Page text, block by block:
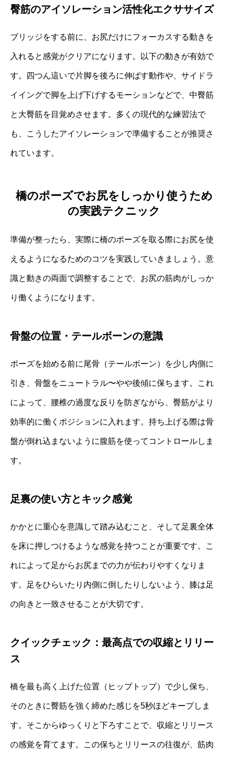
臀筋のアイソレーション活性化エクササイズ
ブリッジをする前に、お尻だけにフォーカスする動きを
入れると感覚がクリアになります。以下の動きが有効で
す。四つん這いで片脚を後ろに伸ばす動作や、サイドラ
イイングで脚を上げ下げするモーションなどで、中臀筋
と大臀筋を目覚めさせます。多くの現代的な練習法で
も、こうしたアイソレーションで準備することが推奨さ
れています。
橋のポーズでお尻をしっかり使うため
の実践テクニック
準備が整ったら、実際に橋のポーズを取る際にお尻を使
えるようになるためのコツを実践していきましょう。意
識と動きの両面で調整することで、お尻の筋肉がしっか
り働くようになります。
骨盤の位置・テールボーンの意識
ポーズを始める前に尾骨（テールボーン）を少し内側に
引き、骨盤をニュートラル〜やや後傾に保ちます。これ
によって、腰椎の過度な反りを防ぎながら、臀筋がより
効率的に働くポジションに入れます。持ち上げる際は骨
盤が倒れ込まないように腹筋を使ってコントロールしま
す。
足裏の使い方とキック感覚
かかとに重心を意識して踏み込むこと、そして足裏全体
を床に押しつけるような感覚を持つことが重要です。こ
れによって足からお尻までの力が伝わりやすくなりま
す。足をひらいたり内側に倒したりしないよう、膝は足
の向きと一致させることが大切です。
クイックチェック：最高点での収縮とリリー
ス
橋を最も高く上げた位置（ヒップトップ）で少し保ち、
そのときに臀筋を強く締めた感じを5秒ほどキープしま
す。そこからゆっくりと下ろすことで、収縮とリリース
の感覚を育てます。この保ちとリリースの往復が、筋肉